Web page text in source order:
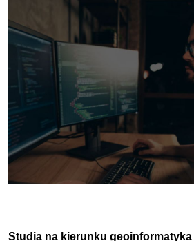
Studia na kierunku geoinformatyka